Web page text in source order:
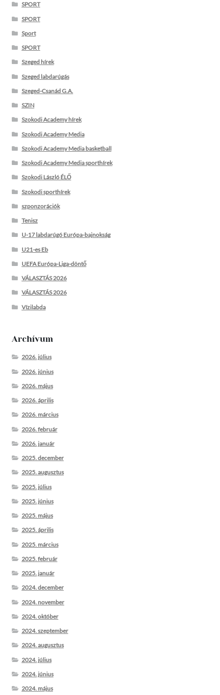
SPORT
SPORT
Sport
SPORT
Szeged hírek
Szeged labdarúgás
Szeged-Csanád G.A.
SZIN
Szokodi Academy hírek
Szokodi Academy Media
Szokodi Academy Media basketball
Szokodi Academy Media sporthírek
Szokodi László ÉLŐ
Szokodi sporthírek
szponzorációk
Tenisz
U-17 labdarúgó Európa-bajnokság
U21-es Eb
UEFA Európa-Liga-döntő
VÁLASZTÁS 2026
VÁLASZTÁS 2026
Vízilabda
Archívum
2026. július
2026. június
2026. május
2026. április
2026. március
2026. február
2026. január
2025. december
2025. augusztus
2025. július
2025. június
2025. május
2025. április
2025. március
2025. február
2025. január
2024. december
2024. november
2024. október
2024. szeptember
2024. augusztus
2024. július
2024. június
2024. május